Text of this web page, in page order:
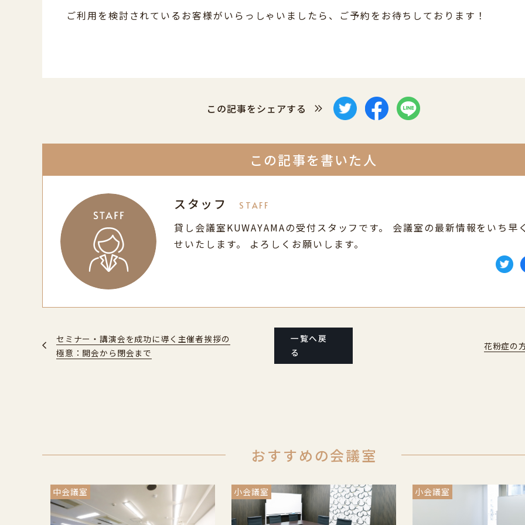
ご利用を検討されているお客様がいらっしゃいましたら、ご予約をお待ちしております！
この記事をシェアする
この記事を書いた人
スタッフ STAFF
貸し会議室KUWAYAMAの受付スタッフです。 会議室の最新情報をいち早
せいたします。 よろしくお願いします。
セミナー・講演会を成功に導く主催者挨拶の
極意：開会から閉会まで
一覧へ戻
る
花粉症の
おすすめの会議室
中会議室 小会議室 小会議室